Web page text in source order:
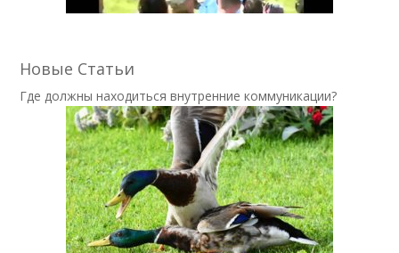
Новые Статьи
Где должны находиться внутренние коммуникации?